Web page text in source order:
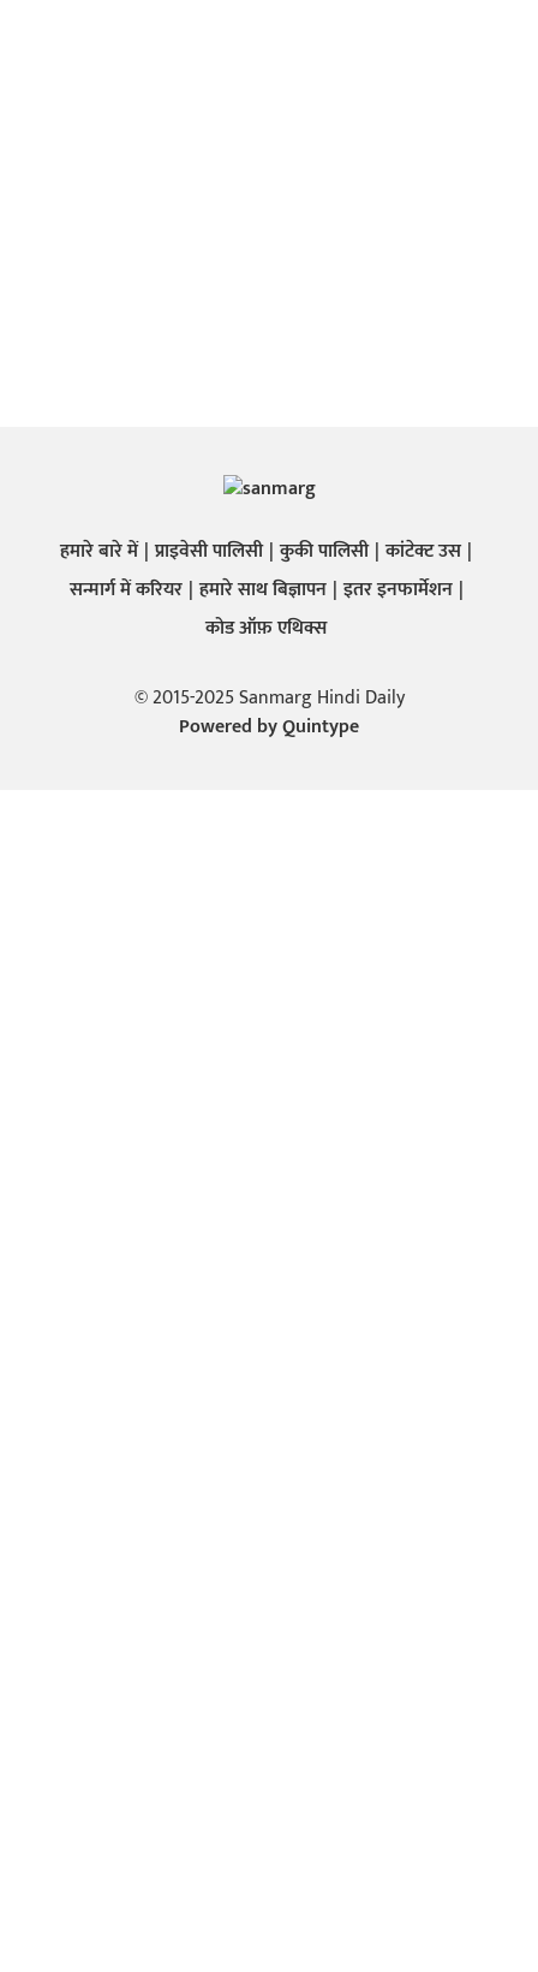
हमारे बारे में प्राइवेसी पालिसी कुकी पालिसी कांटेक्ट उस
सन्मार्ग में करियर हमारे साथ बिज्ञापन इतर इनफार्मेशन
कोड ऑफ़ एथिक्स
© 2015-2025 Sanmarg Hindi Daily
Powered byQuintype